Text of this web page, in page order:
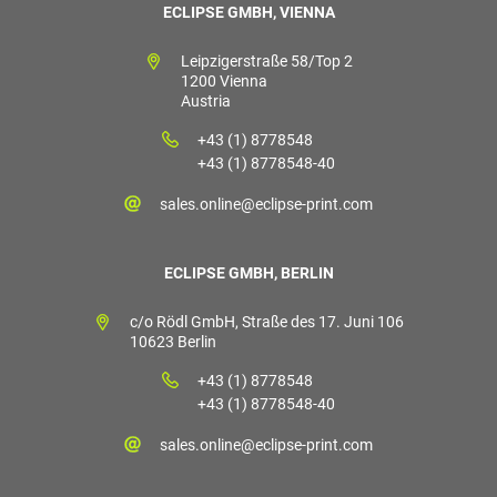
ECLIPSE GMBH, VIENNA
Leipzigerstraße 58/Top 2
1200 Vienna
Austria
+43 (1) 8778548
+43 (1) 8778548-40
sales.online@eclipse-print.com
ECLIPSE GMBH, BERLIN
c/o Rödl GmbH, Straße des 17. Juni 106
10623 Berlin
+43 (1) 8778548
+43 (1) 8778548-40
sales.online@eclipse-print.com